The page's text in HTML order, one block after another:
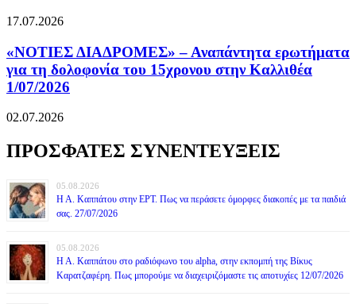
17.07.2026
«ΝΟΤΙΕΣ ΔΙΑΔΡΟΜΕΣ» – Αναπάντητα ερωτήματα
για τη δολοφονία του 15χρονου στην Καλλιθέα
1/07/2026
02.07.2026
ΠΡΟΣΦΑΤΕΣ ΣΥΝΕΝΤΕΥΞΕΙΣ
05.08.2026
Η Α. Καππάτου στην ΕΡΤ. Πως να περάσετε όμορφες διακοπές με τα παιδιά
σας. 27/07/2026
05.08.2026
Η Α. Καππάτου στο ραδιόφωνο του alpha, στην εκπομπή της Βίκυς
Καρατζαφέρη. Πως μπορούμε να διαχειριζόμαστε τις αποτυχίες 12/07/2026